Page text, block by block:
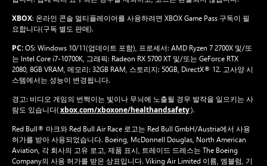
XBOX: 온라인 콘솔 멀티플레이어를 사용하려면 XBOX Game Pass 구독이 필
요합니다(구독 별도 판매).
PC: OS: Windows 10/11(업데이트 포함), 프로세서: AMD Ryzen 7 2700X 및/또
는 Intel Core i7-10700K, 그래픽: Radeon RX 5700 XT 및/또는 GeForce RTX
2080, 8GB VRAM, 메모리: 32GB RAM, 스토리지: 50GB, DirectX® 12. 고사양 시
스템에서는 성능이 변경됩니다.
경고: 비디오 게임의 번쩍이는 빛이나 무늬에 노출될 경우 발작을 일으키는 사
람도 있습니다(xbox.com/xboxone/healthandsafety).
Red Bull® 마크와 Red Bull Air Race 로고는 Red Bull GmbH/Austria에서 사용
허가를 받아 사용되었습니다. Boeing, McDonnell Douglas, North American
Aviation, 각 회사의 고유 로고, 제품 표시, 트레이드 드레스는 The Boeing
Company의 사용 허가를 받은 상표입니다. Viking Air Limited 이름, 엠블럼, 기